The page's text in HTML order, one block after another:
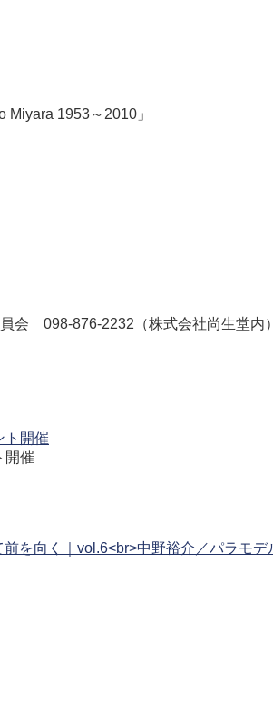
1953～2010」
会 098-876-2232（株式会社尚生堂内）
開催